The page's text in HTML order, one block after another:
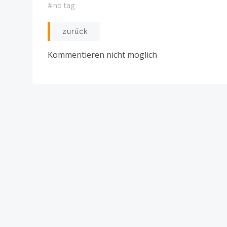
#no tag
Post
navigation
zurück
Kommentieren nicht möglich